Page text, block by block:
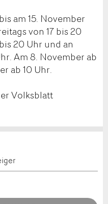
am 15. November
von 17 bis 20
20 Uhr und an
Am 8. November ab
ab 10 Uhr.
Volksblatt
an Freunde weiter.